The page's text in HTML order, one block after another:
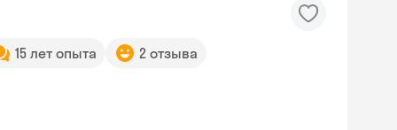
15 лет опыта 2 отзыва